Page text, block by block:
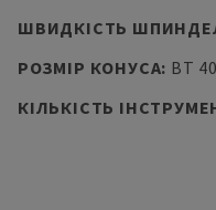
ШВИДКІСТЬ
РОЗМІР КОНУСА: BT 40
КІЛЬКІСТЬ